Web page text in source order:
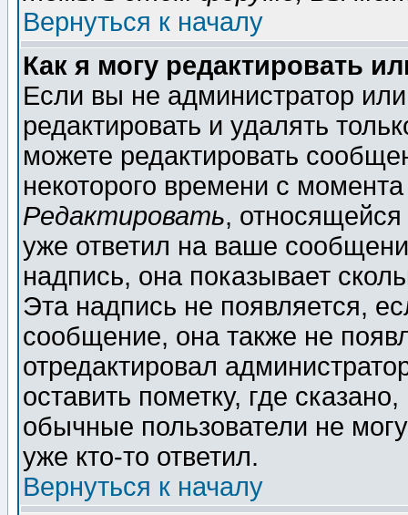
Вернуться к началу
Как я могу редактировать
Если вы не администратор
редактировать и удалять
можете редактировать
некоторого времени с
Редактировать,
уже ответил на ваше
надпись, она показывает
Эта надпись не появляется,
сообщение, она также не
отредактировал
оставить пометку, где
обычные пользователи не
уже кто-то ответил.
Вернуться к началу